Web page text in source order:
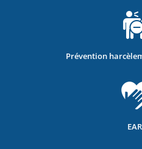
Prévention